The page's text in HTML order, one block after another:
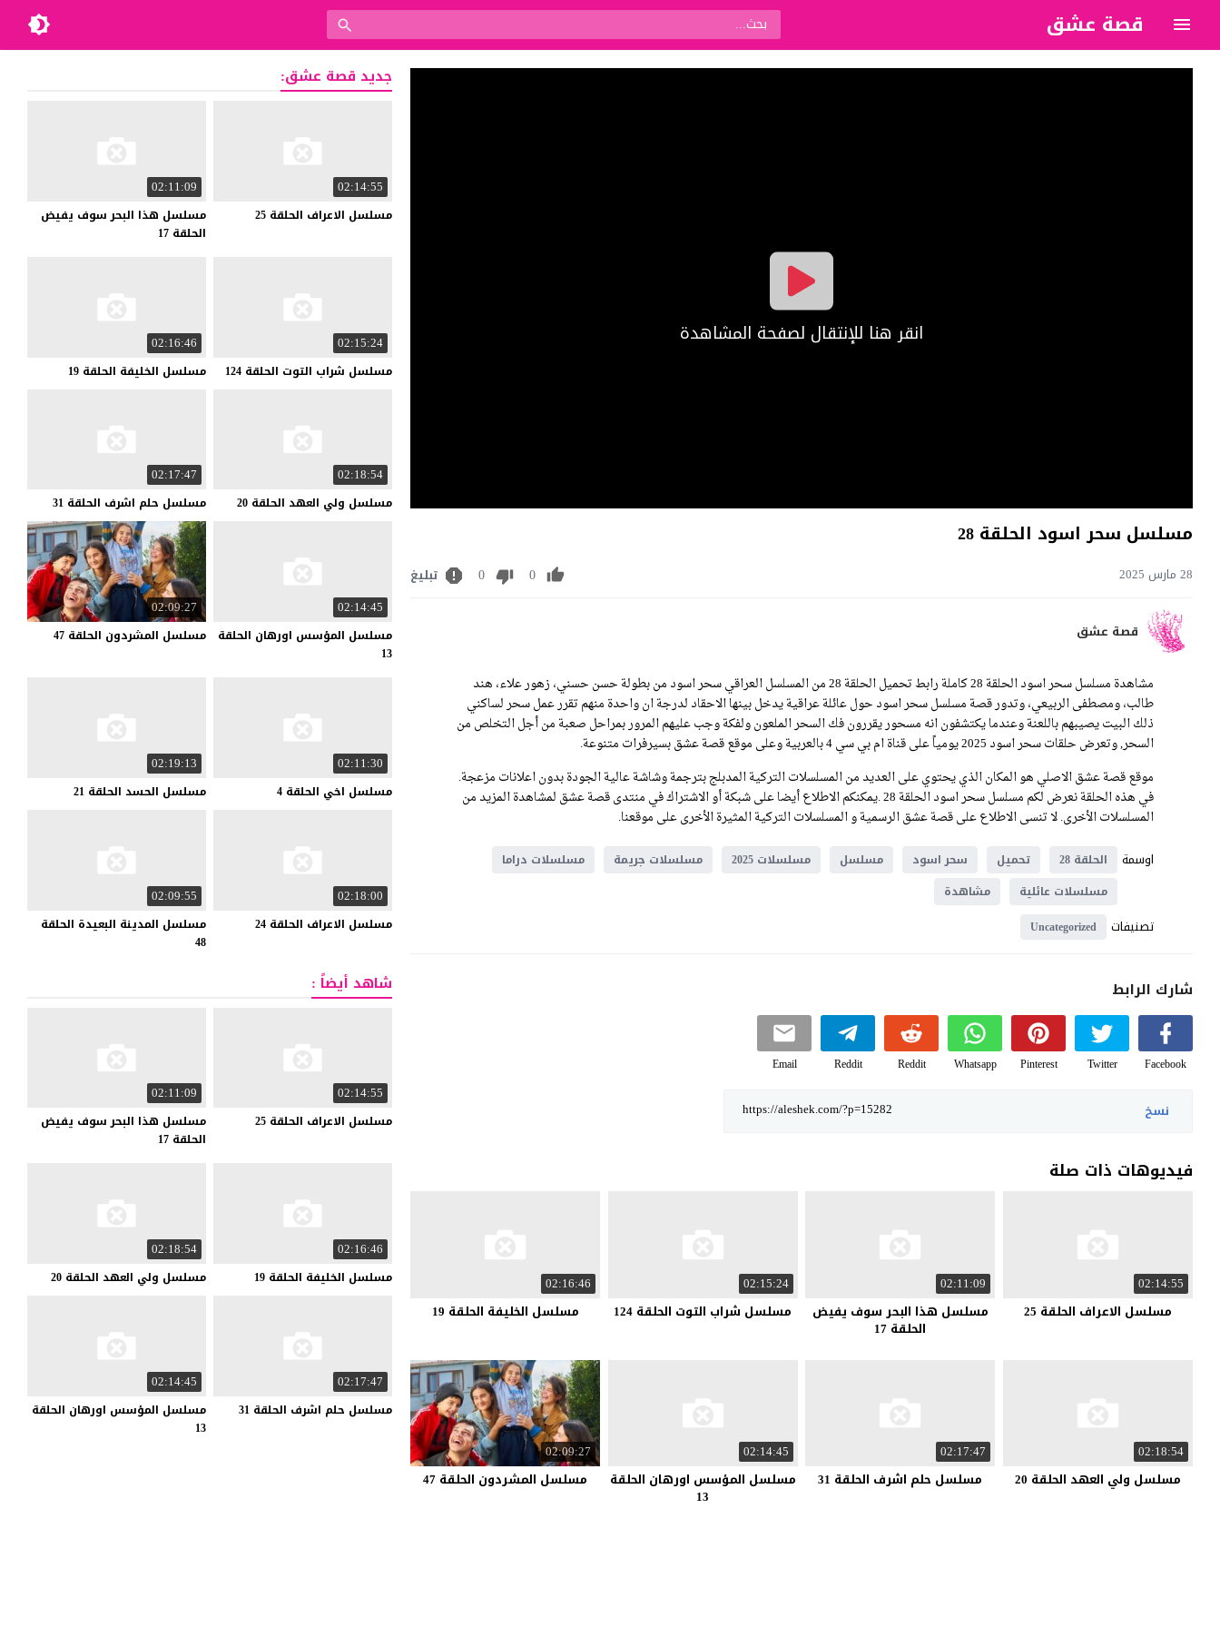
قصة عشق
?>
انقر هنا للإنتقال لصفحة المشاهدة
مسلسل سحر اسود الحلقة 28
28 مارس 2025 0
0 تبليغ
قصة عشق
مشاهدة مسلسل سحر اسود الحلقة 28 كاملة رابط تحميل الحلقة 28 من المسلسل العراقي سحر اسود من بطولة حسن حسني، زهور علاء، هند
طالب، ومصطفى الربيعي، وتدور قصة مسلسل سحر اسود حول عائلة عراقية يدخل بينها الاحقاد لدرجة ان واحدة منهم تقرر عمل سحر لساكني
ذلك البيت يصيبهم باللعنة وعندما يكتشفون انه مسحور يقررون فك السحر الملعون ولفكة وجب عليهم المرور بمراحل صعبة من أجل التخلص من
السحر, وتعرض حلقات سحر اسود 2025 يومياً على قناة ام بي سي 4 بالعربية وعلى موقع قصة عشق بسيرفرات متنوعة.
موقع قصة عشق الاصلي هو المكان الذي يحتوي على العديد من المسلسلات التركية المدبلج بترجمة وشاشة عالية الجودة بدون اعلانات مزعجة.
في هذه الحلقة نعرض لكم مسلسل سحر اسود الحلقة 28 .يمكنكم الاطلاع أيضا على شبكة أو الاشتراك في منتدى قصة عشق لمشاهدة المزيد من
المسلسلات الأخرى. لا تنسى الاطلاع على قصة عشق الرسمية و المسلسلات التركية المثيرة الأخرى على موقعنا.
اوسمة
الحلقة 28 تحميل سحر اسود مسلسل مسلسلات 2025 مسلسلات جريمة
مسلسلات دراما
مسلسلات عائلية
مشاهدة
تصنيفات Uncategorized
شارك الرابط
Facebook
Twitter
Pinterest
Whatsapp
Reddit
Reddit
Email
نسخ
فيديوهات ذات صلة
02:14:55
مسلسل الاعراف الحلقة 25
02:11:09
مسلسل هذا البحر سوف يفيض
الحلقة 17
02:15:24
مسلسل شراب التوت الحلقة 124
02:16:46
مسلسل الخليفة الحلقة 19
02:18:54
مسلسل ولي العهد الحلقة 20
02:17:47
مسلسل حلم اشرف الحلقة 31
02:14:45
مسلسل المؤسس اورهان الحلقة
13
02:09:27
مسلسل المشردون الحلقة 47
جديد قصة عشق:
02:14:55
مسلسل الاعراف الحلقة 25
02:11:09
مسلسل هذا البحر سوف يفيض
الحلقة 17
02:15:24
مسلسل شراب التوت الحلقة 124
02:16:46
مسلسل الخليفة الحلقة 19
02:18:54
مسلسل ولي العهد الحلقة 20
02:17:47
مسلسل حلم اشرف الحلقة 31
02:14:45
مسلسل المؤسس اورهان الحلقة
13
02:09:27
مسلسل المشردون الحلقة 47
02:11:30
مسلسل اخي الحلقة 4
02:19:13
مسلسل الحسد الحلقة 21
02:18:00
مسلسل الاعراف الحلقة 24
02:09:55
مسلسل المدينة البعيدة الحلقة
48
شاهد أيضاً :
02:14:55
مسلسل الاعراف الحلقة 25
02:11:09
مسلسل هذا البحر سوف يفيض
الحلقة 17
02:16:46
مسلسل الخليفة الحلقة 19
02:18:54
مسلسل ولي العهد الحلقة 20
02:17:47
مسلسل حلم اشرف الحلقة 31
02:14:45
مسلسل المؤسس اورهان الحلقة
13